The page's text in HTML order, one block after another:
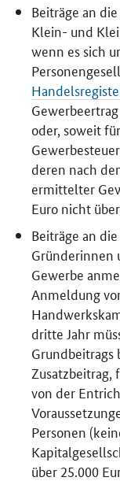
Beiträge an
Klein- und
wenn es sich
oder, soweit
deren nach
ermittelter
Euro nicht
Beiträge an
Gründerinnen
Gewerbe
Anmeldung
dritte Jahr
Grundbeitrags
Zusatzbeitrag,
von der
Personen
über 25.000